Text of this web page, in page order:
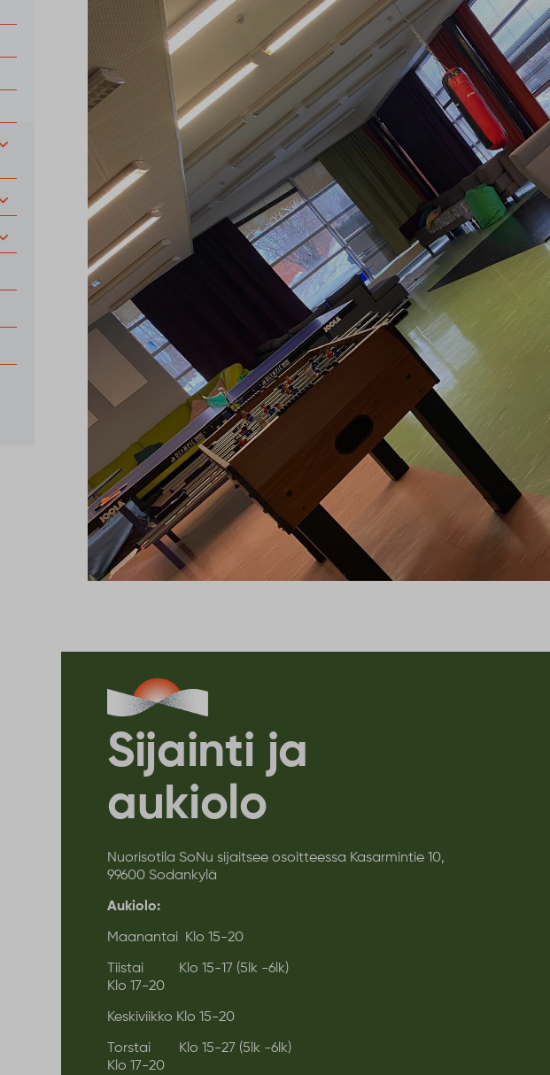
Sijainti ja
aukiolo
Nuorisotila SoNu sijaitsee osoitteessa Kasarmintie 10,
99600 Sodankylä
Aukiolo:
Maanantai Klo 15-20
Tiistai Klo 15-17 (5lk -6lk)
Klo 17-20
Keskiviikko Klo 15-20
Torstai Klo 15-27 (5lk -6lk)
Klo 17-20